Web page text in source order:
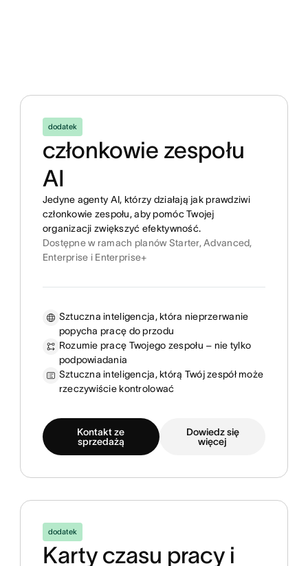
dodatek
członkowie zespołu
AI
Jedyne agenty AI, którzy działają jak prawdziwi
członkowie zespołu, aby pomóc Twojej
organizacji zwiększyć efektywność.
Dostępne w ramach planów Starter, Advanced,
Enterprise i Enterprise+
Sztuczna inteligencja, która nieprzerwanie
popycha pracę do przodu
Rozumie pracę Twojego zespołu – nie tylko
podpowiadania
Sztuczna inteligencja, którą Twój zespół może
rzeczywiście kontrolować
Kontakt ze
sprzedażą
Dowiedz się
więcej
dodatek
Karty czasu pracy i